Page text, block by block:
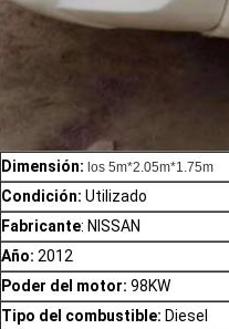
Dimensión: los 5m*2.05m*1.75m
Condición: Utilizado
Fabricante: NISSAN
Año: 2012
Poder del motor: 98KW
Tipo del combustible: Diesel